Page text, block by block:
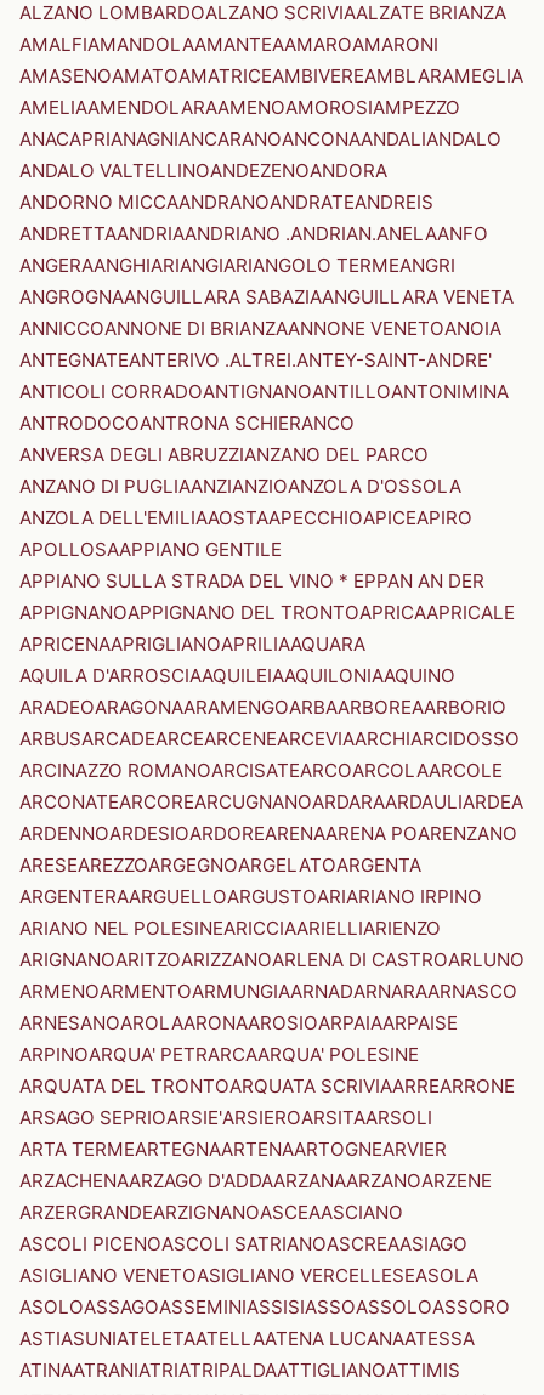
ALZANO LOMBARDOALZANO SCRIVIAALZATE BRIANZA
AMALFIAMANDOLAAMANTEAAMAROAMARONI
AMASENOAMATOAMATRICEAMBIVEREAMBLARAMEGLIA
AMELIAAMENDOLARAAMENOAMOROSIAMPEZZO
ANACAPRIANAGNIANCARANOANCONAANDALIANDALO
ANDALO VALTELLINOANDEZENOANDORA
ANDORNO MICCAANDRANOANDRATEANDREIS
ANDRETTAANDRIAANDRIANO .ANDRIAN.ANELAANFO
ANGERAANGHIARIANGIARIANGOLO TERMEANGRI
ANGROGNAANGUILLARA SABAZIAANGUILLARA VENETA
ANNICCOANNONE DI BRIANZAANNONE VENETOANOIA
ANTEGNATEANTERIVO .ALTREI.ANTEY-SAINT-ANDRE'
ANTICOLI CORRADOANTIGNANOANTILLOANTONIMINA
ANTRODOCOANTRONA SCHIERANCO
ANVERSA DEGLI ABRUZZIANZANO DEL PARCO
ANZANO DI PUGLIAANZIANZIOANZOLA D'OSSOLA
ANZOLA DELL'EMILIAAOSTAAPECCHIOAPICEAPIRO
APOLLOSAAPPIANO GENTILE
APPIANO SULLA STRADA DEL VINO * EPPAN AN DER
APPIGNANOAPPIGNANO DEL TRONTOAPRICAAPRICALE
APRICENAAPRIGLIANOAPRILIAAQUARA
AQUILA D'ARROSCIAAQUILEIAAQUILONIAAQUINO
ARADEOARAGONAARAMENGOARBAARBOREAARBORIO
ARBUSARCADEARCEARCENEARCEVIAARCHIARCIDOSSO
ARCINAZZO ROMANOARCISATEARCOARCOLAARCOLE
ARCONATEARCOREARCUGNANOARDARAARDAULIARDEA
ARDENNOARDESIOARDOREARENAARENA POARENZANO
ARESEAREZZOARGEGNOARGELATOARGENTA
ARGENTERAARGUELLOARGUSTOARIARIANO IRPINO
ARIANO NEL POLESINEARICCIAARIELLIARIENZO
ARIGNANOARITZOARIZZANOARLENA DI CASTROARLUNO
ARMENOARMENTOARMUNGIAARNADARNARAARNASCO
ARNESANOAROLAARONAAROSIOARPAIAARPAISE
ARPINOARQUA' PETRARCAARQUA' POLESINE
ARQUATA DEL TRONTOARQUATA SCRIVIAARREARRONE
ARSAGO SEPRIOARSIE'ARSIEROARSITAARSOLI
ARTA TERMEARTEGNAARTENAARTOGNEARVIER
ARZACHENAARZAGO D'ADDAARZANAARZANOARZENE
ARZERGRANDEARZIGNANOASCEAASCIANO
ASCOLI PICENOASCOLI SATRIANOASCREAASIAGO
ASIGLIANO VENETOASIGLIANO VERCELLESEASOLA
ASOLOASSAGOASSEMINIASSISIASSOASSOLOASSORO
ASTIASUNIATELETAATELLAATENA LUCANAATESSA
ATINAATRANIATRIATRIPALDAATTIGLIANOATTIMIS